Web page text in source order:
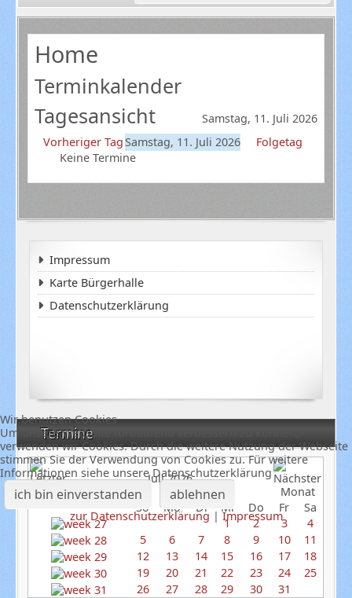
Termine
Juli 2026
So
Mo Di Mi Do Fr
Sa
1
2 3
4
5
6 7 8 9 10
11
12
13 14 15 16 17
18
19
20 21 22 23 24
25
26
27 28 29 30 31
Home
Terminkalender
Tagesansicht
Samstag, 11. Juli 2026
Vorheriger TagSamstag, 11. Juli 2026
Folgetag
Keine Termine
Impressum
Karte Bürgerhalle
Datenschutzerklärung
Wir benutzen Cookies
Um unsere Webseite fortlaufend verbessern zu können,
verwenden wir Cookies. Durch die weitere Nutzung der Webseite
stimmen Sie der Verwendung von Cookies zu. Für weitere
Informationen siehe unsere Datenschutzerklärung
ich bin einverstanden ablehnen
zur Datenschutzerklärung |Impressum